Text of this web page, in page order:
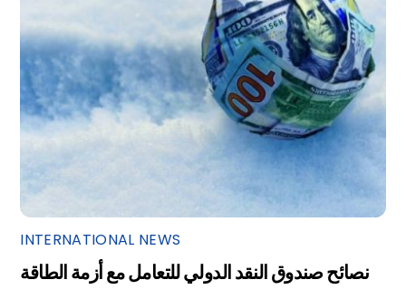
INTERNATIONAL NEWS
نصائح صندوق النقد الدولي للتعامل مع أزمة الطاقة